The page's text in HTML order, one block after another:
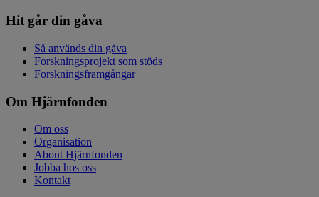
Hit går din gåva
Så används din gåva
Forskningsprojekt som stöds
Forskningsframgångar
Om Hjärnfonden
Om oss
Organisation
About Hjärnfonden
Jobba hos oss
Kontakt